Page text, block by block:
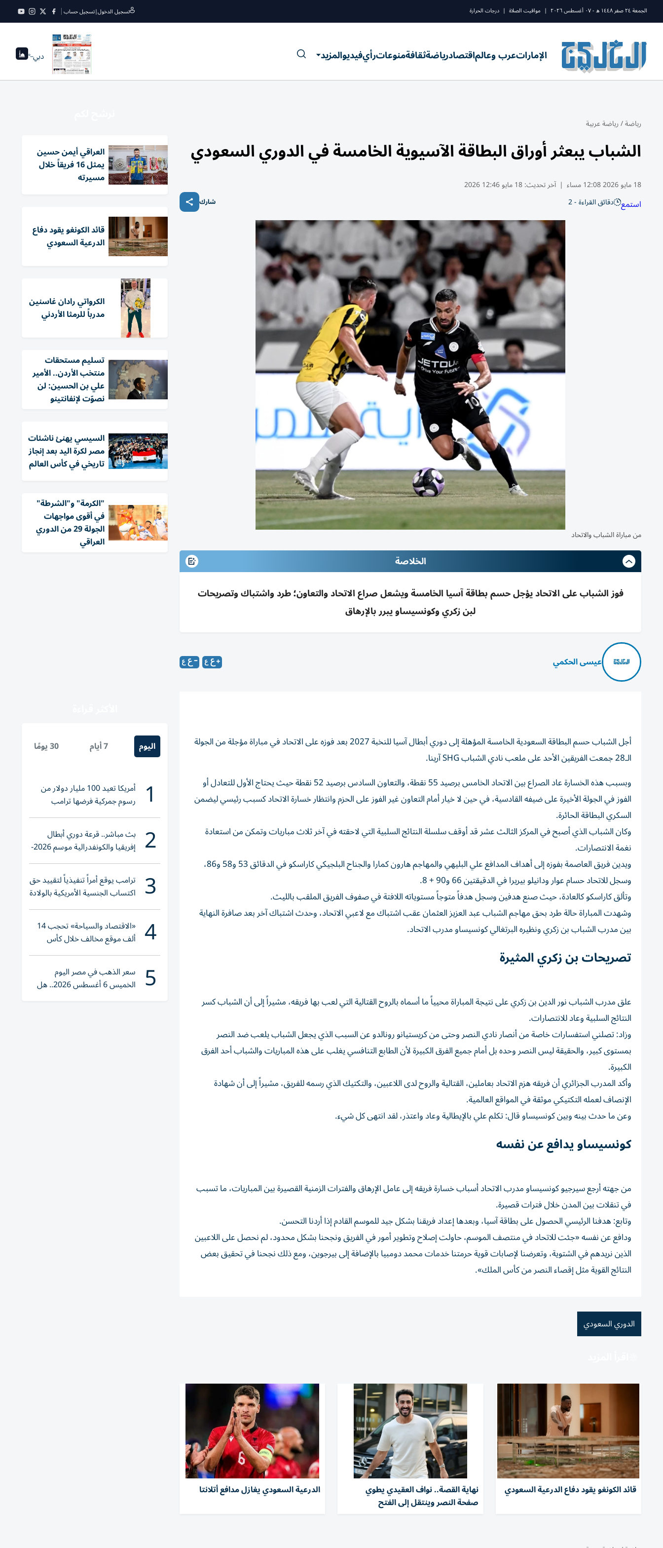
الجمعة ٢٤ صفر ١٤٤٨ ه - ٠٧ أغسطس ٢٠٢٦ | مواقيت الصلاة | درجات الحرارة تسجيل الدخول|تسجيل حساب
الإماراتعرب وعالماقتصادرياضةثقافةمنوعاترأيفيديوالمزيد دبي--°
رياضة/رياضة عربية
الشباب يبعثر أوراق البطاقة الآسيوية الخامسة في الدوري السعودي
18 مايو 2026 12:08 مساء | آخر تحديث:18 مايو 12:46 2026
استمع دقائق القراءة - 2 شارك
من مباراة الشباب والاتحاد
الخلاصة
فوز الشباب على الاتحاد يؤجل حسم بطاقة آسيا الخامسة ويشعل صراع الاتحاد والتعاون؛ طرد واشتباك وتصريحات
لبن زكري وكونسيساو يبرر بالإرهاق
عيسى الحكمي
أجل الشباب حسم البطاقة السعودية الخامسة المؤهلة إلى دوري أبطال آسيا للنخبة 2027 بعد فوزه على الاتحاد في مباراة مؤجلة من الجولة
الـ28 جمعت الفريقين الأحد على ملعب نادي الشباب SHG آرينا.
وبسبب هذه الخسارة عاد الصراع بين الاتحاد الخامس برصيد 55 نقطة، والتعاون السادس برصيد 52 نقطة حيث يحتاج الأول للتعادل أو
الفوز في الجولة الأخيرة على ضيفه القادسية، في حين لا خيار أمام التعاون غير الفوز على الحزم وانتظار خسارة الاتحاد كسبب رئيسي ليضمن
السكري البطاقة الحائرة.
وكان الشباب الذي أصبح في المركز الثالث عشر قد أوقف سلسلة النتائج السلبية التي لاحقته في آخر ثلاث مباريات وتمكن من استعادة
نغمة الانتصارات.
ويدين فريق العاصمة بفوزه إلى أهداف المدافع علي البليهي والمهاجم هارون كمارا والجناح البلجيكي كاراسكو في الدقائق 53 و58 و86،
وسجل للاتحاد حسام عوار ودانيلو بيريرا في الدقيقتين 66 و90 + 8.
وتألق كاراسكو كالعادة، حيث صنع هدفين وسجل هدفاً متوجاً مستوياته اللافتة في صفوف الفريق الملقب بالليث.
وشهدت المباراة حالة طرد بحق مهاجم الشباب عبد العزيز العثمان عقب اشتباك مع لاعبي الاتحاد، وحدث اشتباك آخر بعد صافرة النهاية
بين مدرب الشباب بن زكري ونظيره البرتغالي كونسيساو مدرب الاتحاد.
تصريحات بن زكري المثيرة
علق مدرب الشباب نور الدين بن زكري على نتيجة المباراة محيياً ما أسماه بالروح القتالية التي لعب بها فريقه، مشيراً إلى أن الشباب كسر
النتائج السلبية وعاد للانتصارات.
وزاد: تصلني استفسارات خاصة من أنصار نادي النصر وحتى من كريستيانو رونالدو عن السبب الذي يجعل الشباب يلعب ضد النصر
بمستوى كبير، والحقيقة ليس النصر وحده بل أمام جميع الفرق الكبيرة لأن الطابع التنافسي يغلب على هذه المباريات والشباب أحد الفرق
الكبيرة.
وأكد المدرب الجزائري أن فريقه هزم الاتحاد بعاملين، القتالية والروح لدى اللاعبين، والتكتيك الذي رسمه للفريق، مشيراً إلى أن شهادة
الإنصاف لعمله التكتيكي موثقة في المواقع العالمية.
وعن ما حدث بينه وبين كونسيساو قال: تكلم علي بالإيطالية وعاد واعتذر، لقد انتهى كل شيء.
كونسيساو يدافع عن نفسه
من جهته أرجع سيرجيو كونسيساو مدرب الاتحاد أسباب خسارة فريقه إلى عامل الإرهاق والفترات الزمنية القصيرة بين المباريات، ما تسبب
في تنقلات بين المدن خلال فترات قصيرة.
وتابع: هدفنا الرئيسي الحصول على بطاقة آسيا، وبعدها إعداد فريقنا بشكل جيد للموسم القادم إذا أردنا التحسن.
ودافع عن نفسه «جئت للاتحاد في منتصف الموسم، حاولت إصلاح وتطوير أمور في الفريق ونجحنا بشكل محدود، لم نحصل على اللاعبين
الذين نريدهم في الشتوية، وتعرضنا لإصابات قوية حرمتنا خدمات محمد دومبيا بالإضافة إلى بيرجوين، ومع ذلك نجحنا في تحقيق بعض
النتائج القوية مثل إقصاء النصر من كأس الملك».
الدوري السعودي
قائد الكونغو يقود دفاع الدرعية السعودي نهاية القصة.. نواف العقيدي يطوي
صفحة النصر وينتقل إلى الفتح
الدرعية السعودي يغازل مدافع أتلانتا
العراقي أيمن حسين
يمثل 16 فريقاً خلال
مسيرته
قائد الكونغو يقود دفاع
الدرعية السعودي
الكرواتي رادان غاسنين
مدرباً للرمثا الأردني
تسليم مستحقات
منتخب الأردن.. الأمير
علي بن الحسين: لن
نصوّت لإنفانتينو
السيسي يهنئ ناشئات
مصر لكرة اليد بعد إنجاز
تاريخي في كأس العالم
"الكرمة" و"الشرطة"
في أقوى مواجهات
الجولة 29 من الدوري
العراقي
اليوم 7 أيام 30 يومًا
1 أمريكا تعيد 100 مليار دولار من
رسوم جمركية فرضها ترامب
2 بث مباشر.. قرعة دوري أبطال
إفريقيا والكونفدرالية موسم 2026-
2027
3 ترامب يوقع أمراً تنفيذياً لتقييد حق
اكتساب الجنسية الأمريكية بالولادة
4 «الاقتصاد والسياحة» تحجب 14
ألف موقع مخالف خلال كأس
العالم 2026
5 سعر الذهب في مصر اليوم
الخميس 6 أغسطس 2026.. هل